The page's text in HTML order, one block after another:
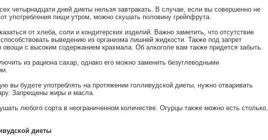
четырнадцати дней диеты нельзя завтракать. В случае, если вы совершенно не
употребления пищи утром, можно скушать половину грейпфрута.
от хлеба, соли и кондитерских изделий. Важно заметить, что отсутствие
выведению из организма лишней жидкости. Также под запрет
с высоким содержанием крахмала. Об алкоголе вам также придется забыть.
из рациона сахар, однако его можно заменить безуглеводными
вы будете употреблять на протяжении голливудской диеты, нужно отваривать
Запрещены жиры и масла.
любого сорта в неограниченном количестве. Огурцы также можно есть столько,
диеты